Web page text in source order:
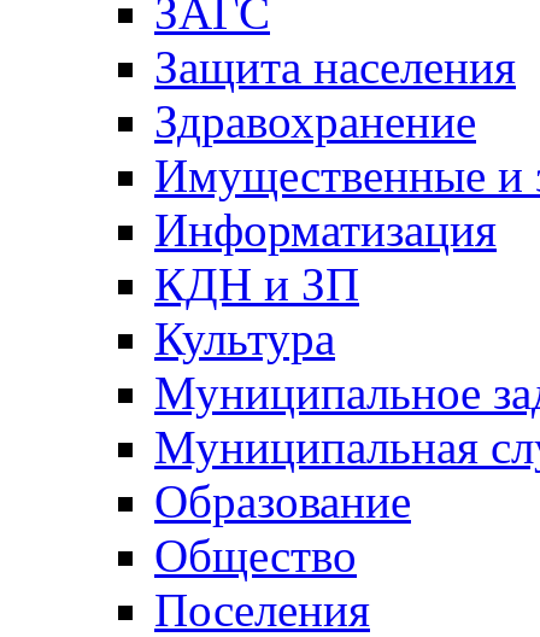
ЗАГС
Защита населения
Здравохранение
Имущественные и
Информатизация
КДН и ЗП
Культура
Муниципальное
Муниципальная
Образование
Общество
Поселения